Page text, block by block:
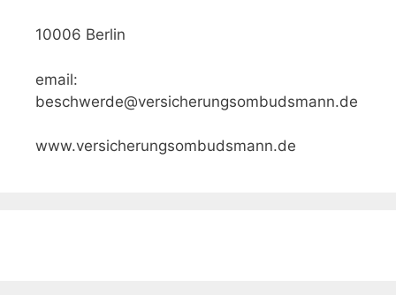
10006 Berlin
email:
beschwerde@versicherungsombudsmann.de
www.versicherungsombudsmann.de